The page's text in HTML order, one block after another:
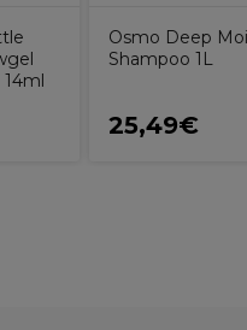
Osmo Deep
Shampoo 1L
25,49€